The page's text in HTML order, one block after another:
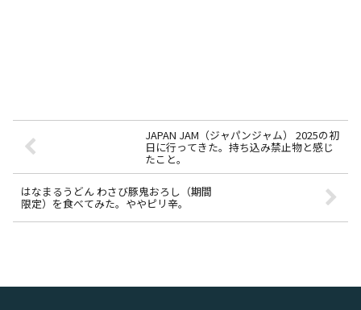
JAPAN JAM（ジャパンジャム） 2025の初
日に行ってきた。持ち込み禁止物と感じ
たこと。
はなまるうどん わさび豚鬼おろし（期間
限定）を食べてみた。ややピリ辛。